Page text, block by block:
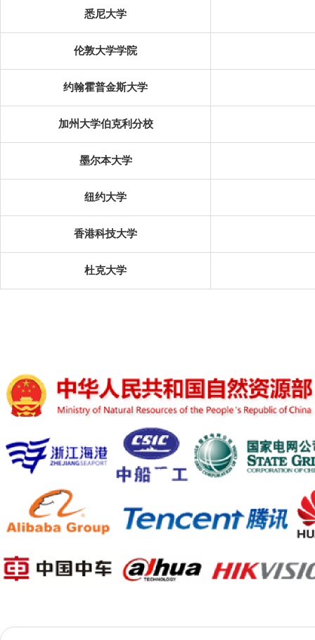
悉尼大学
伦敦大学学院
约翰霍普金斯大学
加州大学伯克利分校
墨尔本大学
纽约大学
香港科技大学
杜克大学